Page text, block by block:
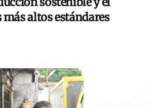
altos estándares